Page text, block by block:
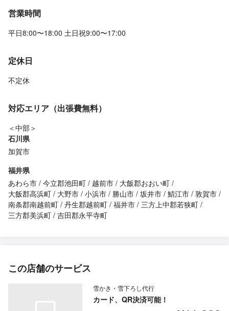
営業時間
平日8:00〜18:00 土日祝9:00〜17:00
定休日
不定休
対応エリア（出張費無料）
＜中部＞
石川県
加賀市
福井県
あわら市 今立郡池田町 越前市
大飯郡おおい町
大飯郡高浜町
大野市 小浜市 勝山市 坂井市 鯖江市 敦賀市
南条郡南越前町 丹生郡越前町 福井市 三方上中郡若狭町
三方郡美浜町 吉田郡永平寺町
この店舗のサービス
雪かき・雪下ろし代行
カード、QR決済可能！